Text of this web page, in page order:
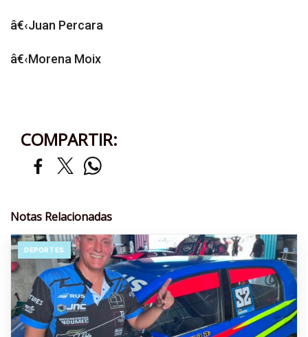
â€‹Juan Percara
â€‹Morena Moix
COMPARTIR:
Notas Relacionadas
DEPORTES